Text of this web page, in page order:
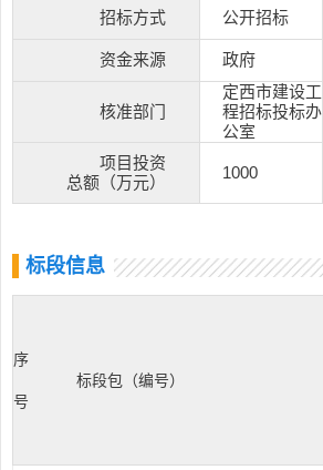
招标方式 公开招标
资金来源 政府
核准部门
定西市建设工
程招标投标办
公室
项目投资
总额（万元）
1000
标段信息
序
号
标段包（编号）